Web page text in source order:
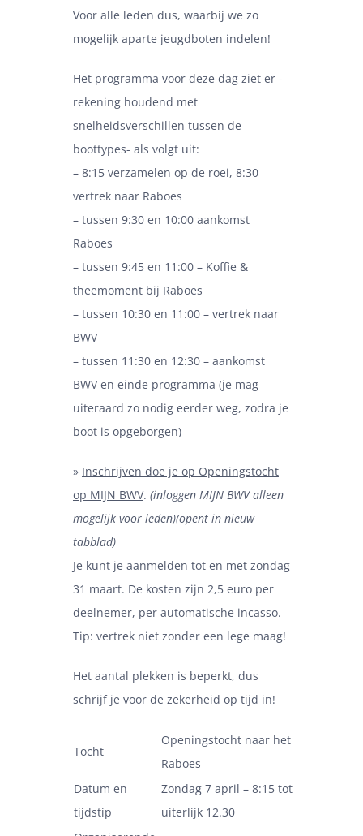
Voor alle leden dus, waarbij we zo
mogelijk aparte jeugdboten indelen!
Het programma voor deze dag ziet er -
rekening houdend met
snelheidsverschillen tussen de
boottypes- als volgt uit:
– 8:15 verzamelen op de roei, 8:30
vertrek naar Raboes
– tussen 9:30 en 10:00 aankomst
Raboes
– tussen 9:45 en 11:00 – Koffie &
theemoment bij Raboes
– tussen 10:30 en 11:00 – vertrek naar
BWV
– tussen 11:30 en 12:30 – aankomst
BWV en einde programma (je mag
uiteraard zo nodig eerder weg, zodra je
boot is opgeborgen)
» Inschrijven doe je op Openingstocht
op MIJN BWV. (inloggen MIJN BWV alleen
mogelijk voor leden)(opent in nieuw
tabblad)
Je kunt je aanmelden tot en met zondag
31 maart. De kosten zijn 2,5 euro per
deelnemer, per automatische incasso.
Tip: vertrek niet zonder een lege maag!
Het aantal plekken is beperkt, dus
schrijf je voor de zekerheid op tijd in!
Tocht
Openingstocht naar het
Raboes
Datum en
tijdstip
Zondag 7 april – 8:15 tot
uiterlijk 12.30